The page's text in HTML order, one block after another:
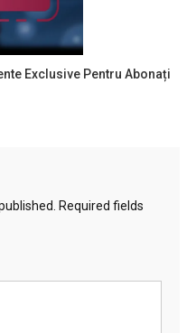
Exclusive Pentru Abonați
Required fields